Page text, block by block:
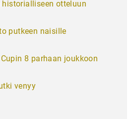
otteluun
putkeen naisille
8 parhaan joukkoon
venyy